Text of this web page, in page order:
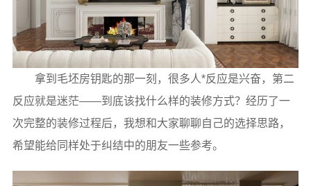
拿到毛坯房钥匙的那一刻，很多人*反应是兴奋，第二
反应就是迷茫——到底该找什么样的装修方式？经历了一
次完整的装修过程后，我想和大家聊聊自己的选择思路，
希望能给同样处于纠结中的朋友一些参考。